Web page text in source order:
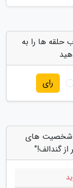
ها را به
رای
شخصیت های
گندالف!"